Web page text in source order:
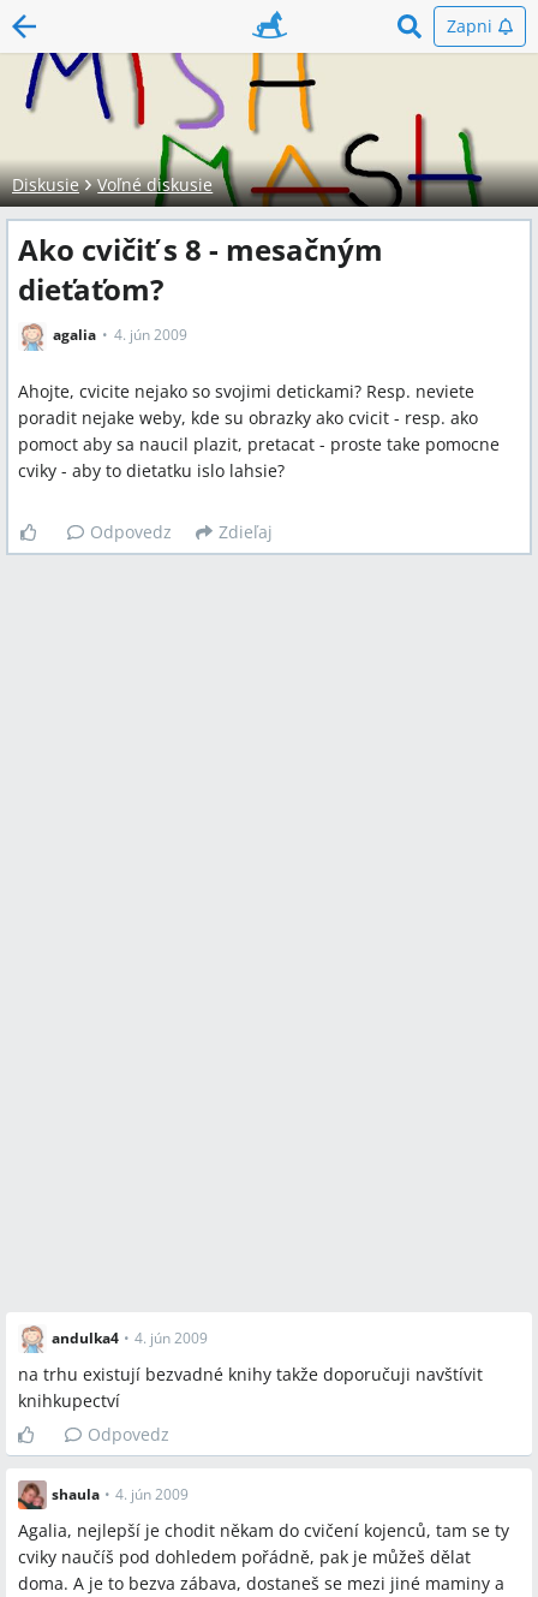
Zapni
Diskusie Voľné diskusie
Ako cvičiť s 8 - mesačným
dieťaťom?
agalia 4. jún 2009
Ahojte, cvicite nejako so svojimi detickami? Resp. neviete
poradit nejake weby, kde su obrazky ako cvicit - resp. ako
pomoct aby sa naucil plazit, pretacat - proste take pomocne
cviky - aby to dietatku islo lahsie?
Odpovedz Zdieľaj
andulka4 • 4. jún 2009
na trhu existují bezvadné knihy takže doporučuji navštívit
knihkupectví
Odpovedz
shaula • 4. jún 2009
Agalia, nejlepší je chodit někam do cvičení kojenců, tam se ty
cviky naučíš pod dohledem pořádně, pak je můžeš dělat
doma. A je to bezva zábava, dostaneš se mezi jiné maminy a